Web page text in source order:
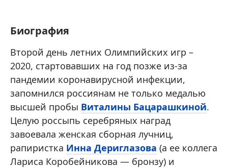
Биография
Второй день летних Олимпийских игр –
2020, стартовавших на год позже из-за
пандемии коронавирусной инфекции,
запомнился россиянам не только медалью
высшей пробы Виталины Бацарашкиной.
Целую россыпь серебряных наград
завоевала женская сборная лучниц,
рапиристка Инна Дериглазова (а ее коллега
Лариса Коробейникова — бронзу) и